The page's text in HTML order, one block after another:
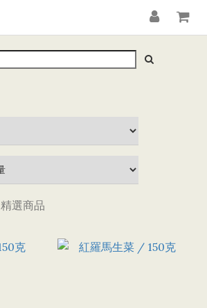
精選商品